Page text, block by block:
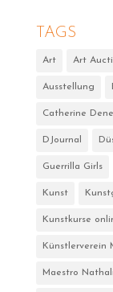
TAGS
Art Art
Ausstellung
Catherine
DJournal
Guerrilla Girls
Kunst
Kunstkurse
Künstlerverein
Maestro